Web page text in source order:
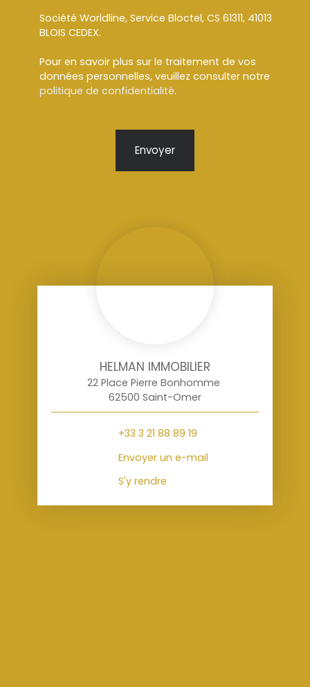
Société Worldline, Service Bloctel, CS 61311, 41013
BLOIS CEDEX.
Pour en savoir plus sur le traitement de vos
données personnelles, veuillez consulter notre
politique de confidentialité.
Envoyer
HELMAN IMMOBILIER
22 Place Pierre Bonhomme
62500 Saint-Omer
+33 3 21 88 89 19
Envoyer un e-mail
S'y rendre